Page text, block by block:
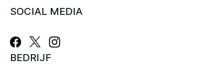
SOCIAL MEDIA
BEDRIJF